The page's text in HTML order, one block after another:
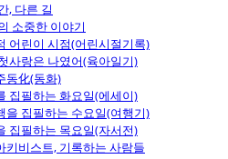
, 다른 길
소중한 이야기
어린이 시점(어린시절기록)
사랑은 나였어(육아일기)
동化(동화)
집필하는 화요일(에세이)
을 집필하는 수요일(여행기)
집필하는 목요일(자서전)
키비스트, 기록하는 사람들